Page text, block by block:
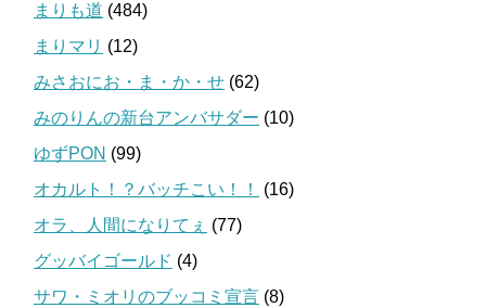
まりも道 (484)
まりマリ (12)
みさおにお・ま・か・せ (62)
みのりんの新台アンバサダー (10)
ゆずPON (99)
オカルト！？バッチこい！！
(16)
オラ、人間になりてぇ (77)
グッバイゴールド (4)
サワ・ミオリのブッコミ宣言 (8)